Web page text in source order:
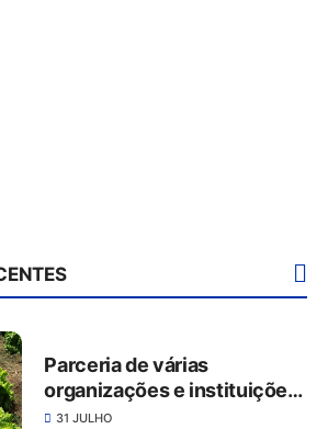
Parceria de várias
organizações e instituições
alavancam a agricultura de
31 JULHO